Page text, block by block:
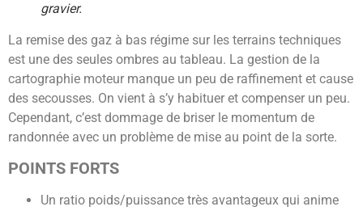
gravier.
La remise des gaz à bas régime sur les terrains techniques
est une des seules ombres au tableau. La gestion de la
cartographie moteur manque un peu de raffinement et cause
des secousses. On vient à s’y habituer et compenser un peu.
Cependant, c’est dommage de briser le momentum de
randonnée avec un problème de mise au point de la sorte.
POINTS FORTS
Un ratio poids/puissance très avantageux qui anime